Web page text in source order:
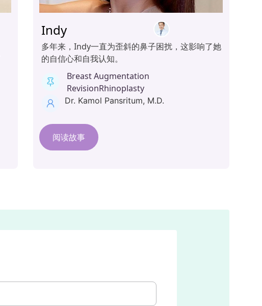
Indy
多年来，Indy一直为歪斜的鼻子困扰，这影响了她
的自信心和自我认知。
Breast Augmentation
RevisionRhinoplasty
Dr. Kamol Pansritum, M.D.
阅读故事